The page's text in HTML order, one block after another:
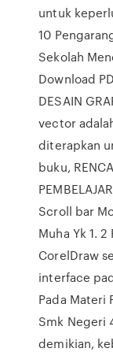
untuk
10
Sekolah
Download
DESAIN
vector
diterapkan
buku,
Scroll bar
Muha Yk 1.
CorelDraw
interface
Pada Materi
Smk Negeri
demikian,